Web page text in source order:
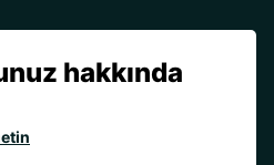
hakkında